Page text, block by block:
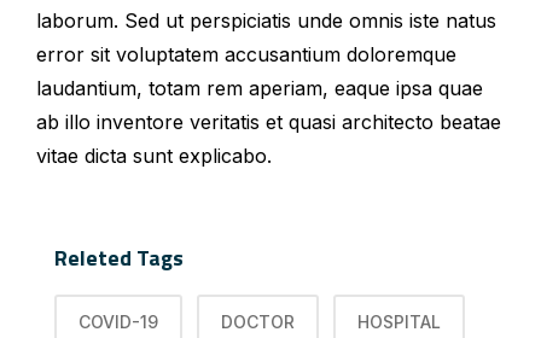
laborum. Sed ut perspiciatis unde omnis iste natus
error sit voluptatem accusantium doloremque
laudantium, totam rem aperiam, eaque ipsa quae
ab illo inventore veritatis et quasi architecto beatae
vitae dicta sunt explicabo.
Releted Tags
COVID-19 DOCTOR HOSPITAL